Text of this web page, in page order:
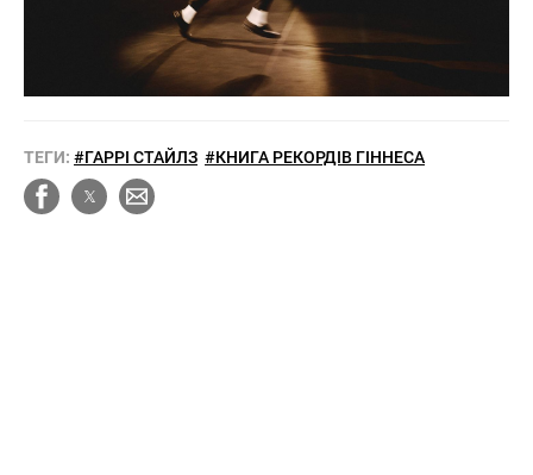
ТЕГИ: #ГАРРІ СТАЙЛЗ #КНИГА РЕКОРДІВ ГІННЕСА